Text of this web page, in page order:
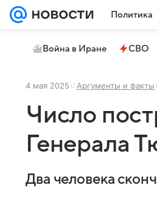
Политика
Война в Иране СВО
4 мая 2025 Аргументы и факты
Число
Генерала
Два человека